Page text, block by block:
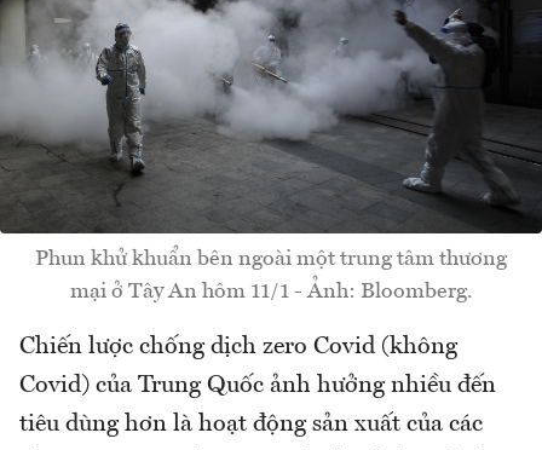
Phun khử khuẩn bên ngoài một trung tâm thương
mại ở Tây An hôm 11/1 - Ảnh: Bloomberg.
Chiến lược chống dịch zero Covid (không
Covid) của Trung Quốc ảnh hưởng nhiều đến
tiêu dùng hơn là hoạt động sản xuất của các